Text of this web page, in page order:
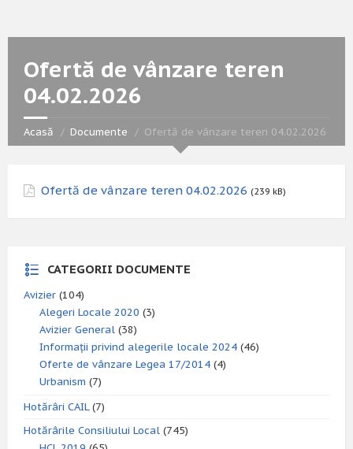
Ofertă de vânzare teren
04.02.2026
Acasă Documente Ofertă de vânzare teren 04.02.2026
Ofertă de vânzare teren 04.02.2026 (239 kB)
CATEGORII DOCUMENTE
Avizier (104)
Alegeri Locale 2020 (3)
Avizier General (38)
Informații privind alegerile locale 2024 (46)
Oferte de vânzare Legea 17/2014 (4)
Urbanism (7)
Hotărâri CAIL(7)
Hotărârile Consiliului Local (745)